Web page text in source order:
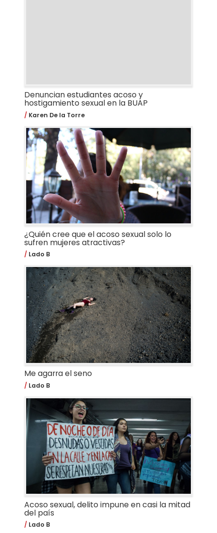
Denuncian estudiantes acoso y
hostigamiento sexual en la BUAP
Karen De la Torre
¿Quién cree que el acoso sexual solo lo
sufren mujeres atractivas?
Lado B
Me agarra el seno
Lado B
Acoso sexual, delito impune en casi la mitad
del país
Lado B